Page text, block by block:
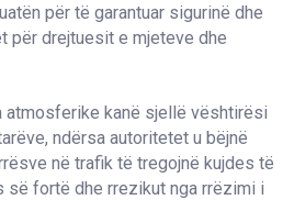
për të garantuar sigurinë dhe
për drejtuesit e mjeteve dhe
atmosferike kanë sjellë vështirësi
ndërsa autoritetet u bëjnë
në trafik të tregojnë kujdes të
së fortë dhe rrezikut nga rrëzimi i